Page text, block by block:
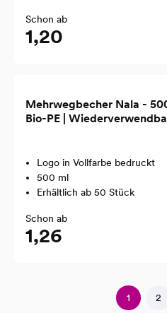
Schon ab
1,20
Mehrwegbecher Nala -
Bio-PE |
Logo in Vollfarbe bedruckt
500 ml
Erhältlich ab 50 Stück
Schon ab
1,26
1 2